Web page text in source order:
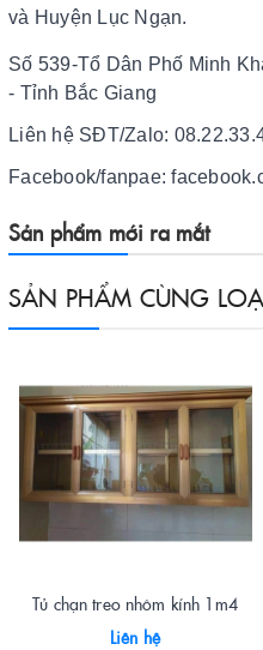
và Huyện Lục Ngạn.
Số 539-Tổ Dân Phố Minh
- Tỉnh Bắc Giang
Liên hệ SĐT/Zalo:
Facebook/fanpae:
Sản phẩm mới ra mắt
SẢN PHẨM CÙNG
Tủ chạn treo nhôm kính 1m4
Liên hệ